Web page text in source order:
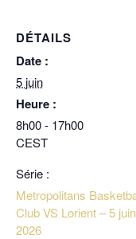
DÉTAILS
Date :
5 juin
Heure :
8h00 - 17h00
CEST
Série :
Metropolitans
Club VS Lorient – 5 juin
2026